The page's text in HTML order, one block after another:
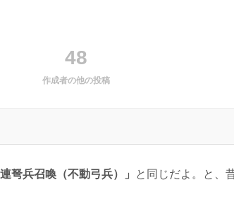
48
作成者の他の投稿
連弩兵召喚（不動弓兵）」 と同じだよ。と、